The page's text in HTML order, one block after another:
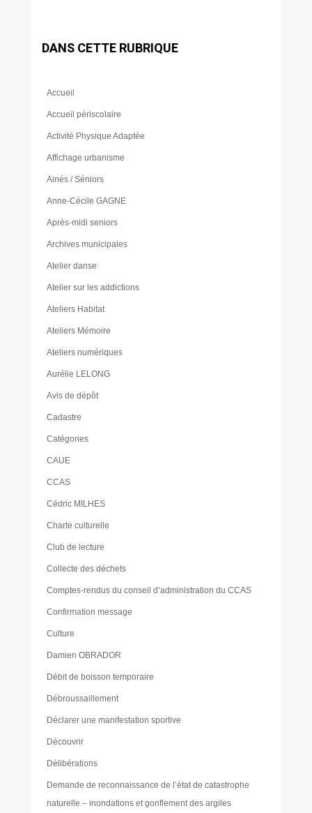
DANS CETTE RUBRIQUE
Accueil
Accueil périscolaire
Activité Physique Adaptée
Affichage urbanisme
Ainés / Séniors
Anne-Cécile GAGNE
Après-midi seniors
Archives municipales
Atelier danse
Atelier sur les addictions
Ateliers Habitat
Ateliers Mémoire
Ateliers numériques
Aurélie LELONG
Avis de dépôt
Cadastre
Catégories
CAUE
CCAS
Cédric MILHES
Charte culturelle
Club de lecture
Collecte des déchets
Comptes-rendus du conseil d’administration du CCAS
Confirmation message
Culture
Damien OBRADOR
Débit de boisson temporaire
Débroussaillement
Déclarer une manifestation sportive
Découvrir
Délibérations
Demande de reconnaissance de l’état de catastrophe
naturelle – inondations et gonflement des argiles